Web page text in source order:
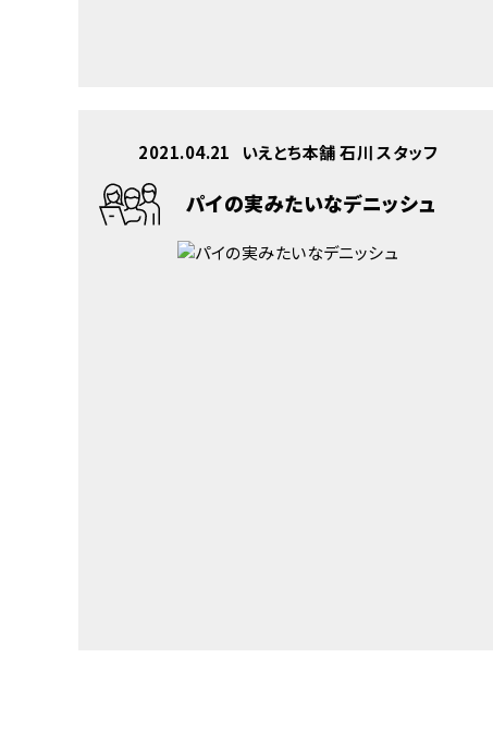
2021.04.21 いえとち本舗 石川 スタッフ
パイの実みたいなデニッシュ